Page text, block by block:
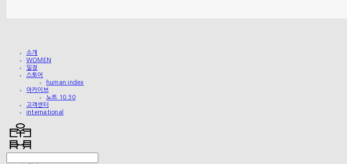
소개
WOMEN
일정
스토어
human index
아카이브
노트 10.30
고객센터
international